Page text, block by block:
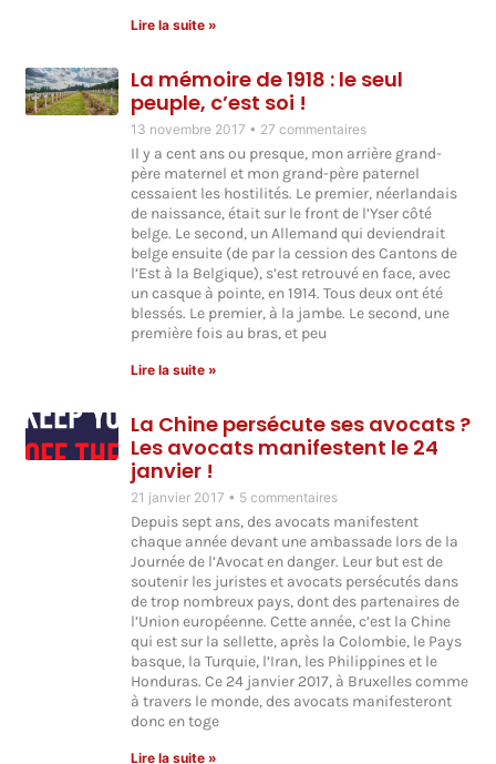
Lire la suite »
La mémoire de 1918 : le seul
peuple, c’est soi !
13 novembre 2017 27 commentaires
Il y a cent ans ou presque, mon arrière grand-
père maternel et mon grand-père paternel
cessaient les hostilités. Le premier, néerlandais
de naissance, était sur le front de l’Yser côté
belge. Le second, un Allemand qui deviendrait
belge ensuite (de par la cession des Cantons de
l’Est à la Belgique), s’est retrouvé en face, avec
un casque à pointe, en 1914. Tous deux ont été
blessés. Le premier, à la jambe. Le second, une
première fois au bras, et peu
Lire la suite »
La Chine persécute ses avocats ?
Les avocats manifestent le 24
janvier !
21 janvier 2017 5 commentaires
Depuis sept ans, des avocats manifestent
chaque année devant une ambassade lors de la
Journée de l’Avocat en danger. Leur but est de
soutenir les juristes et avocats persécutés dans
de trop nombreux pays, dont des partenaires de
l’Union européenne. Cette année, c’est la Chine
qui est sur la sellette, après la Colombie, le Pays
basque, la Turquie, l’Iran, les Philippines et le
Honduras. Ce 24 janvier 2017, à Bruxelles comme
à travers le monde, des avocats manifesteront
donc en toge
Lire la suite »